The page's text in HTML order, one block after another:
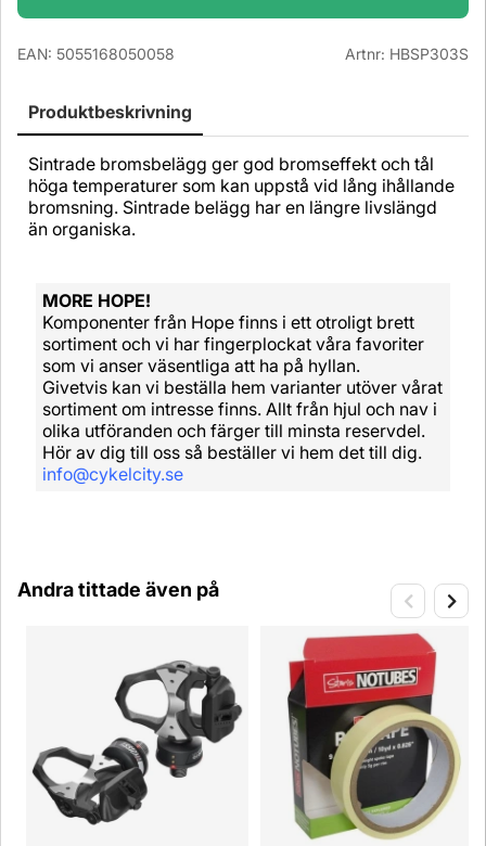
EAN: 5055168050058 Artnr: HBSP303S
Produktbeskrivning
Sintrade bromsbelägg ger god bromseffekt och tål
höga temperaturer som kan uppstå vid lång ihållande
bromsning. Sintrade belägg har en längre livslängd
än organiska.
MORE HOPE!
Komponenter från Hope finns i ett otroligt brett
sortiment och vi har fingerplockat våra favoriter
som vi anser väsentliga att ha på hyllan.
Givetvis kan vi beställa hem varianter utöver vårat
sortiment om intresse finns. Allt från hjul och nav i
olika utföranden och färger till minsta reservdel.
Hör av dig till oss så beställer vi hem det till dig.
info@cykelcity.se
Andra tittade även på